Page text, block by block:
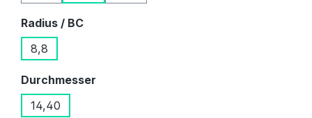
Radius / BCauswählen
8,8
Durchmesser
14,40